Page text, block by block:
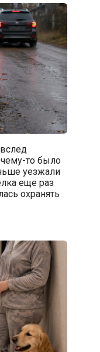
то было
уезжали
еще раз
охранять